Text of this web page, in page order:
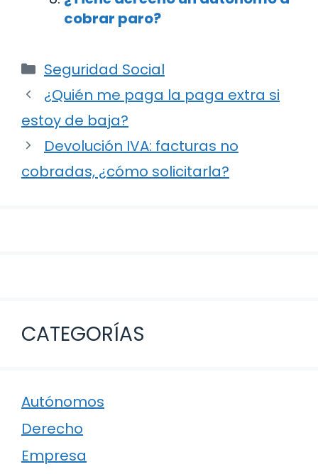
cobrar paro?
Categorías
Seguridad Social
Navegación
de
entradas
¿Quién me paga la paga extra si
estoy de baja?
Devolución IVA: facturas no
cobradas, ¿cómo solicitarla?
CATEGORÍAS
Autónomos
Derecho
Empresa